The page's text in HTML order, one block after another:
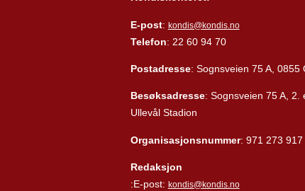
E-post: kondis@kondis.no
Telefon: 22 60 94 70
Postadresse: Sognsveien 75 A, 0855
Besøksadresse: Sognsveien 75 A, 2.
Ullevål Stadion
Organisasjonsnummer: 971 273 917
Redaksjon
:E-post: kondis@kondis.no